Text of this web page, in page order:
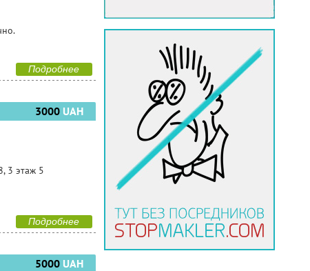
Подробнее
3000UAH
3 этаж 5
Подробнее
5000UAH